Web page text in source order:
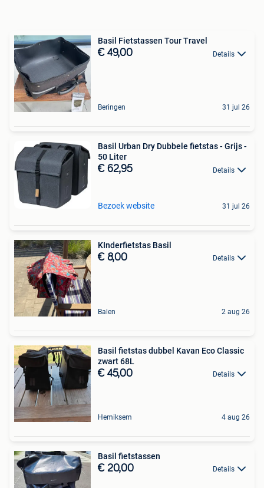
Basil Fietstassen Tour Travel
€ 49,00 Details
Beringen 31 jul 26
Basil Urban Dry Dubbele fietstas - Grijs -
50 Liter
€ 62,95 Details
Bezoek website 31 jul 26
KInderfietstas Basil
€ 8,00 Details
Balen 2 aug 26
Basil fietstas dubbel Kavan Eco Classic
zwart 68L
€ 45,00 Details
Hemiksem 4 aug 26
Basil fietstassen
€ 20,00 Details